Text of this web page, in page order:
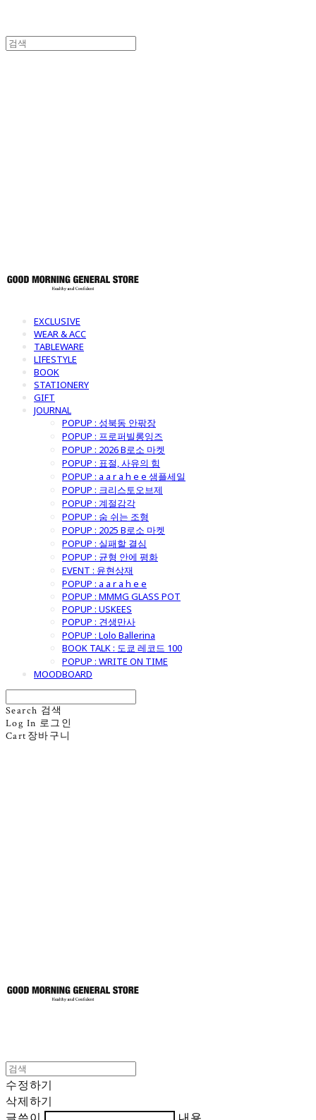
EXCLUSIVE
WEAR & ACC
TABLEWARE
LIFESTYLE
BOOK
STATIONERY
GIFT
JOURNAL
POPUP : 성북동 안팎장
POPUP : 프로퍼빌롱잉즈
POPUP : 2026 B로소 마켓
POPUP : 표절, 사유의 힘
POPUP : a a r a h e e 샘플세일
POPUP : 크리스토오브제
POPUP : 계절감각
POPUP : 숨 쉬는 조형
POPUP : 2025 B로소 마켓
POPUP : 실패할 결심
POPUP : 균형 안에 평화
EVENT : 윤현상재
POPUP : a a r a h e e
POPUP : MMMG GLASS POT
POPUP : USKEES
POPUP : 견생만사
POPUP : Lolo Ballerina
BOOK TALK : 도쿄 레코드 100
POPUP : WRITE ON TIME
MOODBOARD
Search 검색
Log In 로그인
Cart 장바구니
수정하기
삭제하기